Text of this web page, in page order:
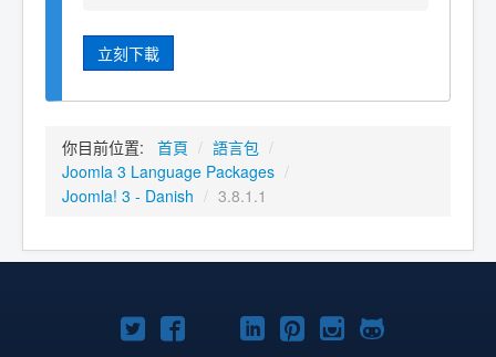
立刻下載
你目前位置: 首頁 / 語言包 /
Joomla 3 Language Packages /
Joomla! 3 - Danish / 3.8.1.1
TwitterFacebookYouTube
Linkedln
Pinterest
Instagram
GitHub